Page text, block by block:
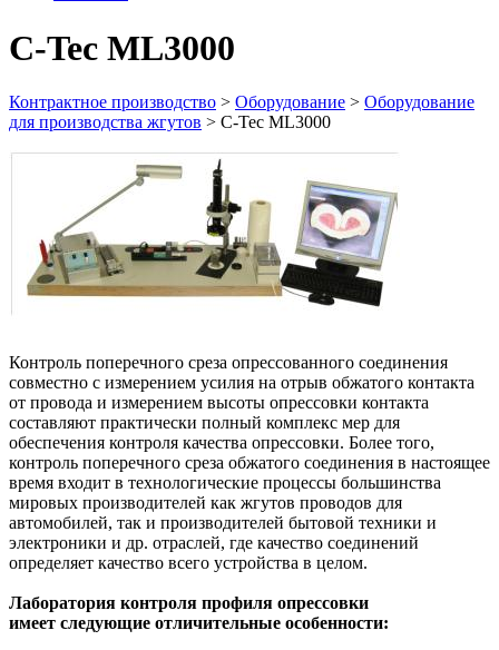
C-Tec ML3000
Контрактное производство > Оборудование > Оборудование
для производства жгутов > C-Tec ML3000
Контроль поперечного среза опрессованного соединения
совместно с измерением усилия на отрыв обжатого контакта
от провода и измерением высоты опрессовки контакта
составляют практически полный комплекс мер для
обеспечения контроля качества опрессовки. Более того,
контроль поперечного среза обжатого соединения в настоящее
время входит в технологические процессы большинства
мировых производителей как жгутов проводов для
автомобилей, так и производителей бытовой техники и
электроники и др. отраслей, где качество соединений
определяет качество всего устройства в целом.
Лаборатория контроля профиля опрессовки
имеет следующие отличительные особенности: